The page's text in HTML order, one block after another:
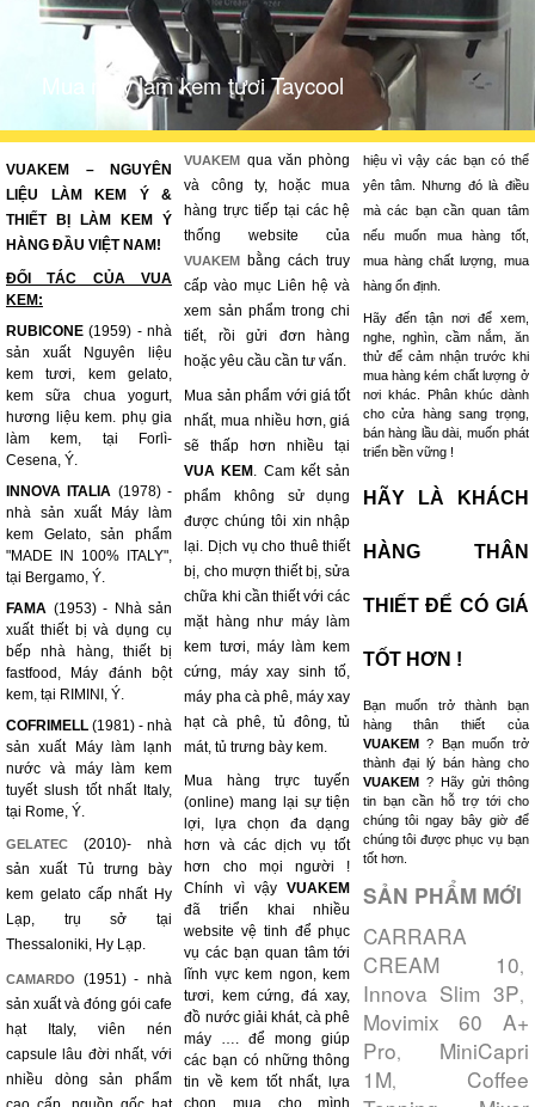
Mua máy làm kem tươi Taycool
VUAKEM – NGUYÊN
LIỆU LÀM KEM Ý &
THIẾT BỊ LÀM KEM Ý
HÀNG ĐẦU VIỆT NAM!
ĐỐI TÁC CỦA VUA
KEM:
RUBICONE (1959) - nhà
sản xuất Nguyên liệu
kem tươi, kem gelato,
kem sữa chua yogurt,
hương liệu kem. phụ gia
làm kem, tại Forlì-
Cesena, Ý.
INNOVA ITALIA (1978) -
nhà sản xuất Máy làm
kem Gelato, sản phẩm
"MADE IN 100% ITALY",
tại Bergamo, Ý.
FAMA (1953) - Nhà sản
xuất thiết bị và dụng cụ
bếp nhà hàng, thiết bị
fastfood, Máy đánh bột
kem, tại RIMINI, Ý.
COFRIMELL (1981) - nhà
sản xuất Máy làm lạnh
nước và máy làm kem
tuyết slush tốt nhất Italy,
tại Rome, Ý.
GELATEC (2010)- nhà
sản xuất Tủ trưng bày
kem gelato cấp nhất Hy
Lạp, trụ sở tại
Thessaloniki, Hy Lạp.
CAMARDO
(1951) - nhà
sản xuất và đóng gói cafe
hạt Italy, viên nén
capsule lâu đời nhất, với
nhiều dòng sản phẩm
VUAKEM
qua văn phòng
và công ty, hoặc mua
hàng trực tiếp tại các hệ
thống website của
VUAKEM
bằng cách truy
cấp vào mục Liên hệ và
xem sản phẩm trong chi
tiết, rồi gửi đơn hàng
hoặc yêu cầu cần tư vấn.
Mua sản phẩm với giá tốt
nhất, mua nhiều hơn, giá
sẽ thấp hơn nhiều tại
VUA KEM . Cam kết sản
phẩm không sử dụng
được chúng tôi xin nhập
lại. Dịch vụ cho thuê thiết
bị, cho mượn thiết bị, sửa
chữa khi cần thiết với các
mặt hàng như máy làm
kem tươi, máy làm kem
cứng, máy xay sinh tố,
máy pha cà phê, máy xay
hạt cà phê, tủ đông, tủ
mát, tủ trưng bày kem.
Mua hàng trực tuyến
(online) mang lại sự tiện
lợi, lựa chọn đa dạng
hơn và các dịch vụ tốt
hơn cho mọi người !
Chính vì vậyVUAKEM
đã triển khai nhiều
website vệ tinh để phục
vụ các bạn quan tâm tới
lĩnh vực kem ngon, kem
tươi, kem cứng, đá xay,
đồ nước giải khát, cà phê
máy …. để mong giúp
các bạn có những thông
tin về kem tốt nhất, lựa
hiệu vì vậy các bạn có thể
yên tâm. Nhưng đó là điều
mà các bạn cần quan tâm
nếu muốn mua hàng tốt,
mua hàng chất lượng, mua
hàng ổn định.
Hãy đến tận nơi để xem,
nghe, nghìn, cầm nắm, ăn
thử để cảm nhận trước khi
mua hàng kém chất lượng ở
nơi khác. Phân khúc dành
cho cửa hàng sang trọng,
bán hàng lầu dài, muốn phát
triển bền vững !
HÃY LÀ KHÁCH
HÀNG THÂN
THIẾT ĐỂ CÓ GIÁ
TỐT HƠN !
Bạn muốn trở thành bạn
hàng thân thiết của
VUAKEM
? Bạn muốn trở
thành đại lý bán hàng cho
VUAKEM
? Hãy gửi thông
tin bạn cần hỗ trợ tới cho
chúng tôi ngay bây giờ để
chúng tôi được phục vụ bạn
tốt hơn.
SẢN PHẨM MỚI
CARRARA
CREAM 10,
Innova Slim 3P,
Movimix 60 A+
Pro, MiniCapri
1M, Coffee